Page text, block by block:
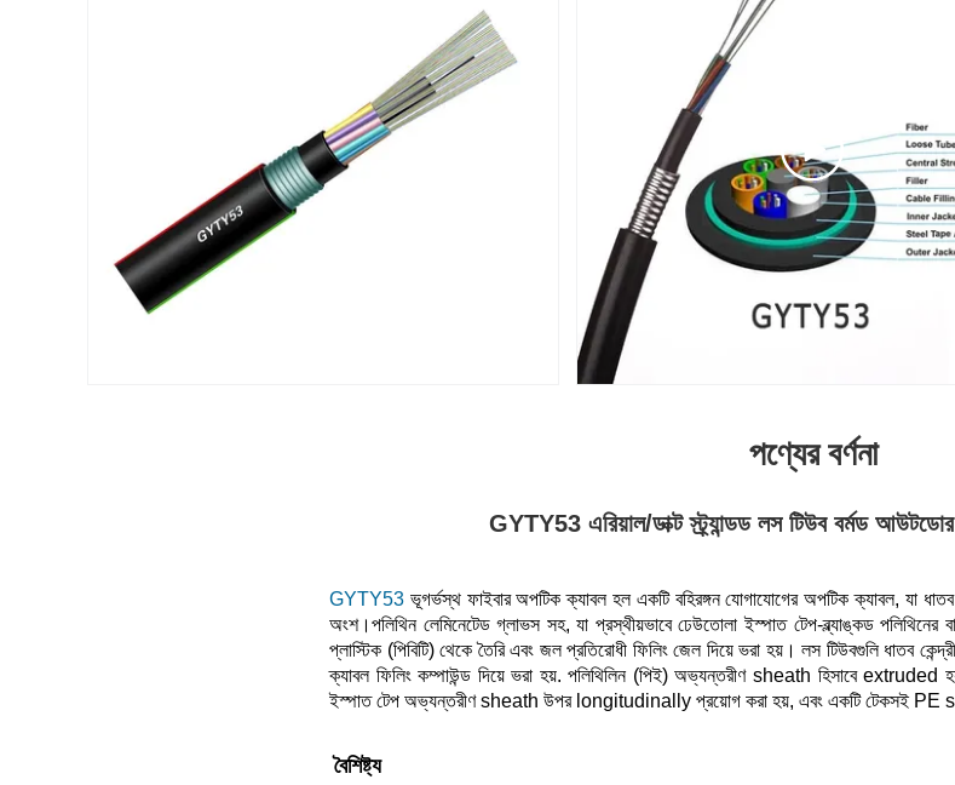
পণ্যের বর্ণনা
GYTY53 এরিয়াল/ডাক্ট স্ট্র্যান্ডড লস টিউব বর্মড
GYTY53 ভূগর্ভস্থ ফাইবার অপটিক ক্যাবল হল একটি বহিরঙ্গন যোগাযোগের অপটিক ক্যাবল, যা
অংশ।পলিথিন লেমিনেটেড গ্লাভস সহ, যা প্রস্থীয়ভাবে ঢেউতোলা ইস্পাত টেপ-ব্ল্যাঙ্কড পলিথিনের
প্লাস্টিক (পিবিটি) থেকে তৈরি এবং জল প্রতিরোধী ফিলিং জেল দিয়ে ভরা হয়। লস টিউবগুলি ধাতব
ক্যাবল ফিলিং কম্পাউন্ড দিয়ে ভরা হয়. পলিথিলিন (পিই) অভ্যন্তরীণ sheath হিসাবে
ইস্পাত টেপ অভ্যন্তরীণ sheath উপর longitudinally প্রয়োগ করা হয়, এবং একটি টেকসই PE
বৈশিষ্ট্য